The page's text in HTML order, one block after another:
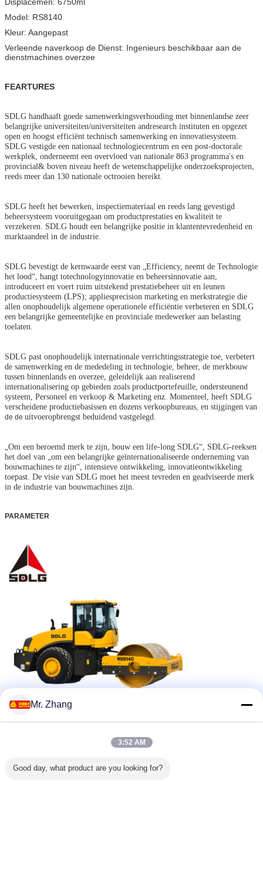
Model: RS8140
Kleur: Aangepast
Verleende naverkoop de Dienst: Ingenieurs beschikbaar aan de
dienstmachines overzee
FEARTURES
SDLG handhaaft goede samenwerkingsverhouding met binnenlandse zeer
belangrijke universiteiten/universiteiten andresearch instituten en opgezet
open en hoogst efficiënt technisch samenwerking en innovatiesysteem.
SDLG vestigde een nationaal technologiecentrum en een post-doctorale
werkplek, onderneemt een overvloed van nationale 863 programma's en
provincial& boven niveau heeft de wetenschappelijke onderzoeksprojecten,
reeds meer dan 130 nationale octrooien bereikt.
SDLG heeft het bewerken, inspectiemateriaal en reeds lang gevestigd
beheersysteem vooruitgegaan om productprestaties en kwaliteit te
verzekeren. SDLG houdt een belangrijke positie in klantentevredenheid en
marktaandeel in de industrie.
SDLG bevestigt de kernwaarde eerst van „Efficiency, neemt de Technologie
het lood“, hangt totechnologyinnovatie en beheersinnovatie aan,
introduceert en voert ruim uitstekend prestatiebeheer uit en leunen
productiesysteem (LPS); appliesprecision marketing en merkstrategie die
allen onophoudelijk algemene operationele efficiëntie verbeteren en SDLG
een belangrijke gemeentelijke en provinciale medewerker aan belasting
toelaten.
SDLG past onophoudelijk internationale verrichtingsstrategie toe, verbetert
de samenwerking en de mededeling in technologie, beheer, de merkbouw
tussen binnenlands en overzee, geleidelijk aan realiserend
internationalisering op gebieden zoals productportefeuille, ondersteunend
systeem, Personeel en verkoop & Marketing enz. Momenteel, heeft SDLG
verscheidene productiebasissen en dozens verkoopbureaus, en stijgingen van
de de uitvoeropbrengst beduidend vastgelegd.
„Om een beroemd merk te zijn, bouw een life-long SDLG“, SDLG-reeksen
het doel van „om een belangrijke geïnternationaliseerde onderneming van
bouwmachines te zijn“, intensieve ontwikkeling, innovatieontwikkeling
toepast. De visie van SDLG moet het meest tevreden en geadviseerde merk
in de industrie van bouwmachines zijn.
PARAMETER
Mr. Zhang
3:52 AM
Good day, what product are you looking for?